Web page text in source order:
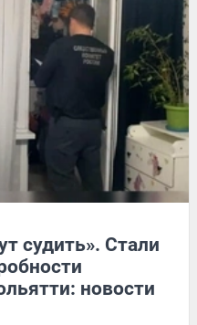
судить». Стали
новости